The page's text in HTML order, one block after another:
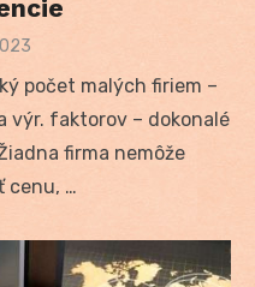
počet malých firiem –
výr. faktorov – dokonalé
firma nemôže
cenu, …